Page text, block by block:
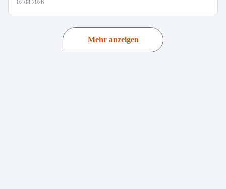
02.08.2026
Mehr anzeigen